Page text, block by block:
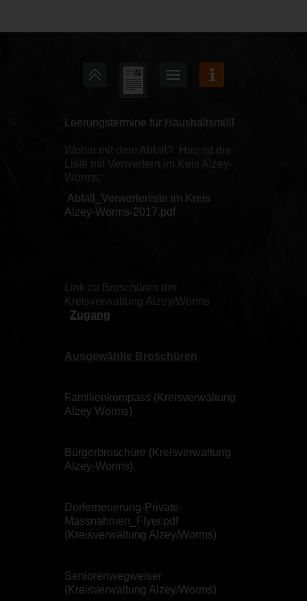
Leerungstermine für Haushaltsmüll
Wohin mit dem Abfall? Hier ist die
Liste mit Verwertern im Keis Alzey-
Worms:
Abfall_Verwerterliste im Kreis
Alzey-Worms-2017.pdf
Link zu Broschüren der
Kreisverwaltung Alzey/Worms
Zugang
Ausgewählte Broschüren
Familienkompass (Kreisverwaltung
Alzey Worms)
Bürgerbroschüre (Kreisverwaltung
Alzey-Worms)
Dorferneuerung-Private-
Massnahmen_Flyer.pdf
(Kreisverwaltung Alzey/Worms)
Seniorenwegweiser
(Kreisverwaltung Alzey/Worms)